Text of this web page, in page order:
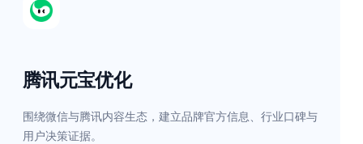
腾讯元宝优化
围绕微信与腾讯内容生态，建立品牌官方信息、行业口碑与
用户决策证据。